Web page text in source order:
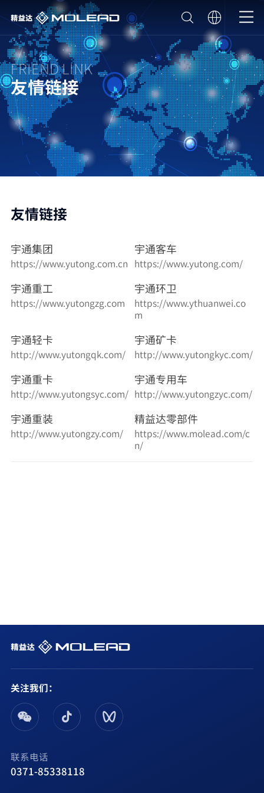
FRIEND LINK
友情链接
友情链接
宇通集团
https://www.yutong.com.cn
宇通客车
https://www.yutong.com/
宇通重工
https://www.yutongzg.com
宇通环卫
https://www.ythuanwei.co
m
宇通轻卡
http://www.yutongqk.com/
宇通矿卡
http://www.yutongkyc.com/
宇通重卡
http://www.yutongsyc.com/
宇通专用车
http://www.yutongzyc.com/
宇通重装
http://www.yutongzy.com/
精益达零部件
https://www.molead.com/c
n/
关注我们：
联系电话
0371-85338118